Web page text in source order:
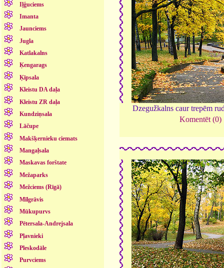
Iļģuciems
Imanta
Jaunciems
Jugla
Katlakalns
Ķengarags
Ķīpsala
Kleistu DA daļa
Kleistu ZR daļa
Kundziņsala
Lāčupe
Makšķernieku ciemats
Mangaļsala
Maskavas forštate
Mežaparks
Mežciems (Rīgā)
Mīlgrāvis
Mūkupurvs
Pētersala-Andrejsala
Pļavnieki
Pleskodāle
Purvciems
Dzegužkalns caur trepēm
Komentēt (0)